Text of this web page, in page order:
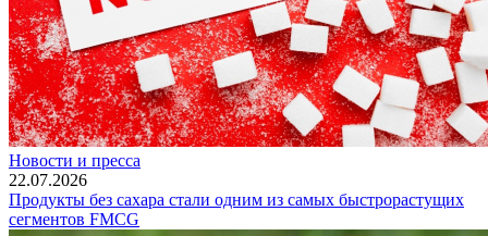
Новости и пресса
22.07.2026
Продукты без сахара стали одним из самых быстрорастущих
сегментов FMCG